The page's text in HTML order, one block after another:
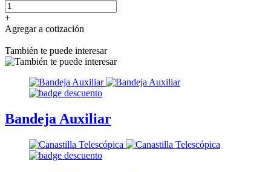
+
Agregar a cotización
También te puede interesar
Bandeja Auxiliar